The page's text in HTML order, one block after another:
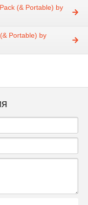
(& Portable) by
Portable) by